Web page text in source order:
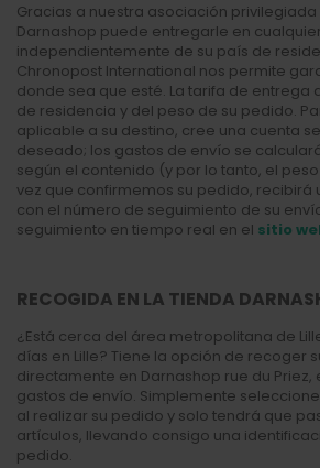
Gracias a nuestra asociación
Darnashop puede entregarle en
independientemente de su país de
Chronopost International nos permite
donde sea que esté. La tarifa de entrega
de residencia y del peso de su pedido.
aplicable a su destino, cree una cuenta
deseado; los gastos de envío se
según el contenido (y por lo tanto, el
vez que confirmemos su pedido, recibirá
con el número de seguimiento de su
seguimiento en tiempo real en el sitio
RECOGIDA EN LA TIENDA
¿Está cerca del área metropolitana de
días en Lille? Tiene la opción de recoger
directamente en Darnashop rue du Priez,
gastos de envío. Simplemente
al realizar su pedido y solo tendrá que
artículos, llevando consigo una
pedido.